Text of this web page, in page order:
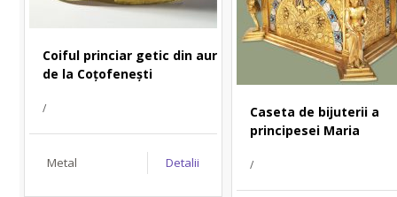
Coiful princiar getic din aur
de la Coțofenești
/
Metal Detalii
Caseta de bijuterii a
principesei Maria
/